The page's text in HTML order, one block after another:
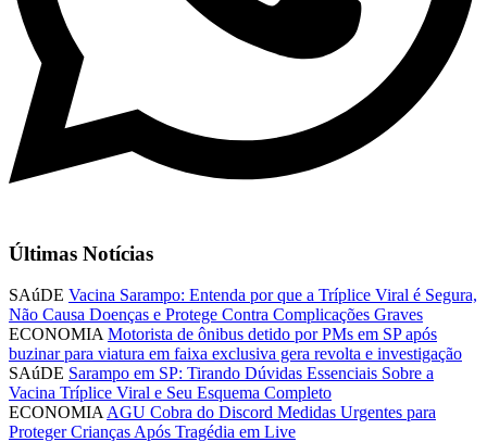
Últimas Notícias
SAúDE Vacina Sarampo: Entenda por que a Tríplice Viral é Segura,
Não Causa Doenças e Protege Contra Complicações Graves
ECONOMIA Motorista de ônibus detido por PMs em SP após
buzinar para viatura em faixa exclusiva gera revolta e investigação
SAúDE Sarampo em SP: Tirando Dúvidas Essenciais Sobre a
Vacina Tríplice Viral e Seu Esquema Completo
ECONOMIA AGU Cobra do Discord Medidas Urgentes para
Proteger Crianças Após Tragédia em Live